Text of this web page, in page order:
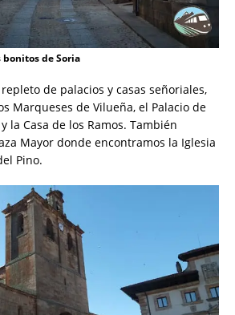
bonitos de Soria
de palacios y casas señoriales,
Marqueses de Vilueña, el Palacio de
la Casa de los Ramos. También
Mayor donde encontramos la Iglesia
Pino.